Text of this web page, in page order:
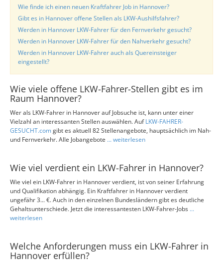
Wie finde ich einen neuen Kraftfahrer Job in Hannover?
Gibt es in Hannover offene Stellen als LKW-Aushilfsfahrer?
Werden in Hannover LKW-Fahrer für den Fernverkehr gesucht?
Werden in Hannover LKW-Fahrer für den Nahverkehr gesucht?
Werden in Hannover LKW-Fahrer auch als Quereinsteiger
eingestellt?
Wie viele offene LKW-Fahrer-Stellen gibt es im
Raum Hannover?
Wer als LKW-Fahrer in Hannover auf Jobsuche ist, kann unter einer
Vielzahl an interessanten Stellen auswählen. AufLKW-FAHRER-
GESUCHT.comgibt es aktuell 82 Stellenangebote, hauptsächlich im Nah-
und Fernverkehr. Alle Jobangebote ... weiterlesen
Wie viel verdient ein LKW-Fahrer in Hannover?
Wie viel ein LKW-Fahrer in Hannover verdient, ist von seiner Erfahrung
und Qualifikation abhängig. Ein Kraftfahrer in Hannover verdient
ungefähr 3... €. Auch in den einzelnen Bundesländern gibt es deutliche
Gehaltsunterschiede. Jetzt die interessantesten LKW-Fahrer-Jobs ...
weiterlesen
Welche Anforderungen muss ein LKW-Fahrer in
Hannover erfüllen?